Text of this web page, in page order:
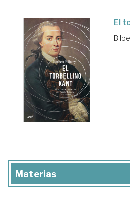
El
Materias